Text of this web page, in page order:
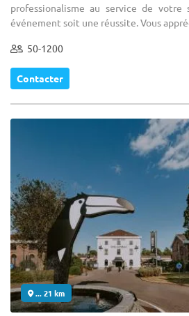
professionalisme au service de votre
événement soit une réussite. Vous
50-1200
Contacter
... 21 km